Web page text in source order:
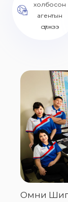
холбосон
агентын
сүлжээ
Омни